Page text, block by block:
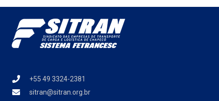
+55 49 3324-2381
sitran@sitran.org.br